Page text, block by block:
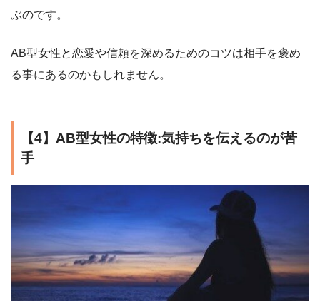
ぶのです。
AB型女性と恋愛や信頼を深めるためのコツは相手を褒め
る事にあるのかもしれません。
【4】AB型女性の特徴:気持ちを伝えるのが苦
手